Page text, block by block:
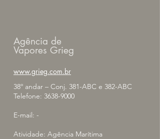
Agência de
Vapores Grieg
www.grieg.com.br
38º andar – Conj. 381-ABC e 382-ABC
Telefone: 3638-9000
E-mail: -
Atividade: Agência Marítima